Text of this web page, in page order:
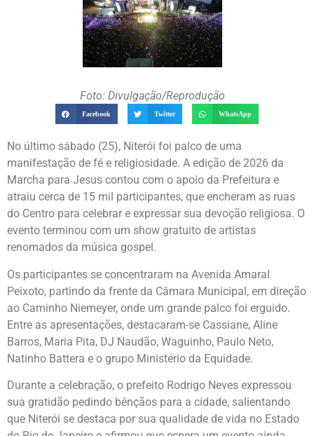
Foto: Divulgação/Reprodução
Facebook Twitter WhatsApp
No último sábado (25), Niterói foi palco de uma
manifestação de fé e religiosidade. A edição de 2026 da
Marcha para Jesus contou com o apoio da Prefeitura e
atraiu cerca de 15 mil participantes, que encheram as ruas
do Centro para celebrar e expressar sua devoção religiosa. O
evento terminou com um show gratuito de artistas
renomados da música gospel.
Os participantes se concentraram na Avenida Amaral
Peixoto, partindo da frente da Câmara Municipal, em direção
ao Caminho Niemeyer, onde um grande palco foi erguido.
Entre as apresentações, destacaram-se Cassiane, Aline
Barros, Maria Pita, DJ Naudão, Waguinho, Paulo Neto,
Natinho Battera e o grupo Ministério da Equidade.
Durante a celebração, o prefeito Rodrigo Neves expressou
sua gratidão pedindo bênçãos para a cidade, salientando
que Niterói se destaca por sua qualidade de vida no Estado